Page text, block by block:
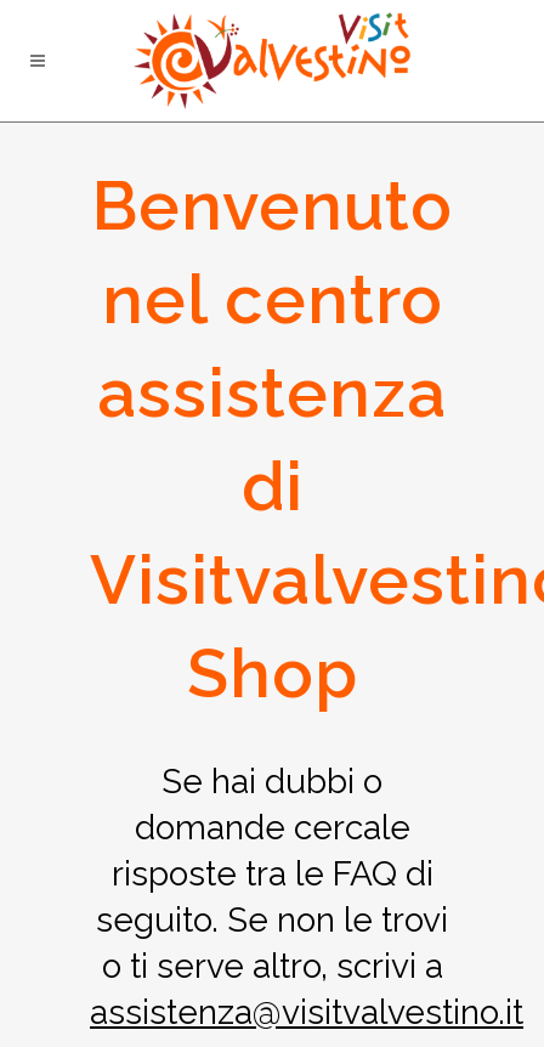
Benvenuto
nel centro
assistenza
di
Shop
Se hai dubbi o
domande cercale
risposte tra le FAQ di
seguito. Se non le trovi
o ti serve altro, scrivi a
assistenza@visitvalvestino.it